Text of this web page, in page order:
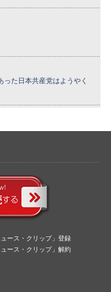
た日本共産党はようやく
ース・クリップ」登録
ース・クリップ」解約